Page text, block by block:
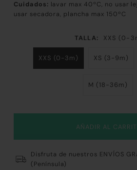
Cuidados: lavar max 40ºC, no usar
usar secadora, plancha max 150ºC
TALLA: XXS (0-
XXS (0-3m) XS (3-9m)
M (18-36m)
Disfruta de nuestros ENVÍOS
(Península)